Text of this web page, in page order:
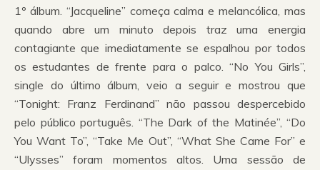
1º álbum. “Jacqueline” começa calma e melancólica, mas
quando abre um minuto depois traz uma energia
contagiante que imediatamente se espalhou por todos
os estudantes de frente para o palco. “No You Girls”,
single do último álbum, veio a seguir e mostrou que
“Tonight: Franz Ferdinand” não passou despercebido
pelo público português. “The Dark of the Matinée”, “Do
You Want To”, “Take Me Out”, “What She Came For” e
“Ulysses” foram momentos altos. Uma sessão de